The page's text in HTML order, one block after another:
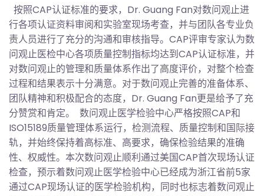
按照CAP认证标准的要求，Dr. Guang Fan对数问观止进
行各项认证资料审阅和实验室现场考查，并与团队各专业负
责人员进行了充分的沟通和审核指导。CAP评审专家认为数
问观止医检中心各项质量控制指标均达到CAP认证标准，并
对数问观止的管理和质量体系作出了高度评价，对整个检查
过程和结果表示十分满意。对于数问观止完善的准备体系、
团队精神和积极配合的态度，Dr. Guang Fan更是给予了充
分赞赏和肯定。 数问观止医学检验中心严格按照CAP和
ISO15189质量管理体系运行，检测流程、质量控制和国际接
轨，并始终保持着高标准、高要求，确保检验结果的准确
性、权威性。本次数问观止顺利通过美国CAP首次现场认证
检查，预示着数问观止医学检验中心已经成为浙江省前5家
通过CAP现场认证的医学检验机构，同时也标志着数问观止